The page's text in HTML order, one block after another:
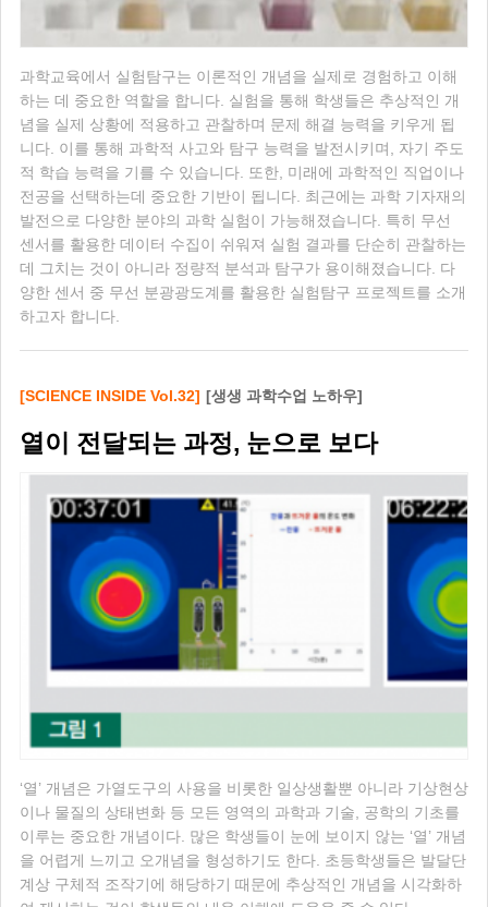
과학교육에서 실험탐구는 이론적인 개념을 실제로 경험하고 이해
하는 데 중요한 역할을 합니다. 실험을 통해 학생들은 추상적인 개
념을 실제 상황에 적용하고 관찰하며 문제 해결 능력을 키우게 됩
니다. 이를 통해 과학적 사고와 탐구 능력을 발전시키며, 자기 주도
적 학습 능력을 기를 수 있습니다. 또한, 미래에 과학적인 직업이나
전공을 선택하는데 중요한 기반이 됩니다. 최근에는 과학 기자재의
발전으로 다양한 분야의 과학 실험이 가능해졌습니다. 특히 무선
센서를 활용한 데이터 수집이 쉬워져 실험 결과를 단순히 관찰하는
데 그치는 것이 아니라 정량적 분석과 탐구가 용이해졌습니다. 다
양한 센서 중 무선 분광광도계를 활용한 실험탐구 프로젝트를 소개
하고자 합니다.
[SCIENCE INSIDE Vol.32] [생생 과학수업 노하우]
열이 전달되는 과정, 눈으로 보다
‘열’ 개념은 가열도구의 사용을 비롯한 일상생활뿐 아니라 기상현상
이나 물질의 상태변화 등 모든 영역의 과학과 기술, 공학의 기초를
이루는 중요한 개념이다. 많은 학생들이 눈에 보이지 않는 ‘열’ 개념
을 어렵게 느끼고 오개념을 형성하기도 한다. 초등학생들은 발달단
계상 구체적 조작기에 해당하기 때문에 추상적인 개념을 시각화하